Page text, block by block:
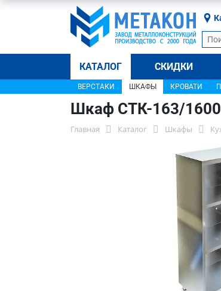
КАТАЛОГ СКИДКИ
ВЕРСТАКИ ШКАФЫ КРОВАТИ
Шкаф СТК-163/
Главная Каталог Шкафы